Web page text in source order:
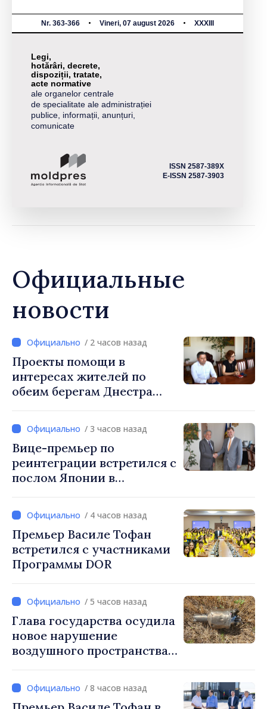
Nr. 363-366 Vineri, 07 august 2026 XXXIII
Legi,
hotărâri, decrete,
dispoziții, tratate,
acte normative
ale organelor centrale
de specialitate ale administrației
publice, informații, anunțuri,
comunicate
ISSN 2587-389X
E-ISSN 2587-3903
Официальные
новости
/ 2 часов назад
Проекты помощи в
интересах жителей по
обеим берегам Днестра
вице-премьера с
постоянным
представителем ПРООН в
Республике Молдова
Даниелой Гаспариковой
/ 3 часов назад
Вице-премьер по
реинтеграции встретился с
послом Японии в
/ 4 часов назад
Премьер Василе Тофан
встретился с участниками
Программы DOR
/ 5 часов назад
Глава государства осудила
новое нарушение
воздушного пространства:
затрагивает нас
/ 8 часов назад